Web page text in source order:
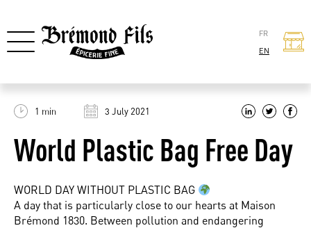
FR
EN
1 min 3 July 2021
World Plastic Bag Free Day
WORLD DAY WITHOUT PLASTIC BAG
A day that is particularly close to our hearts at Maison
Brémond 1830. Between pollution and endangering